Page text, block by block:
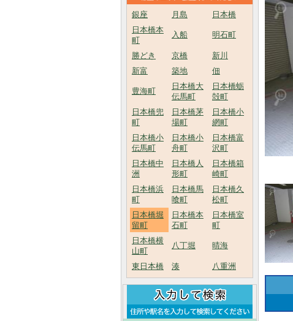
銀座 月島
日本橋
日本橋本
町
入船 明石町
勝どき 京橋
新川
新富
築地 佃
豊海町
日本橋大
伝馬町
日本橋蛎
殻町
日本橋兜
町
日本橋茅
場町
日本橋小
網町
日本橋小
伝馬町
日本橋小
舟町
日本橋富
沢町
日本橋中
洲
日本橋人
形町
日本橋箱
崎町
日本橋浜
町
日本橋馬
喰町
日本橋久
松町
日本橋堀
留町
日本橋本
石町
日本橋室
町
日本橋横
山町
八丁堀 晴海
東日本橋 湊 八重洲